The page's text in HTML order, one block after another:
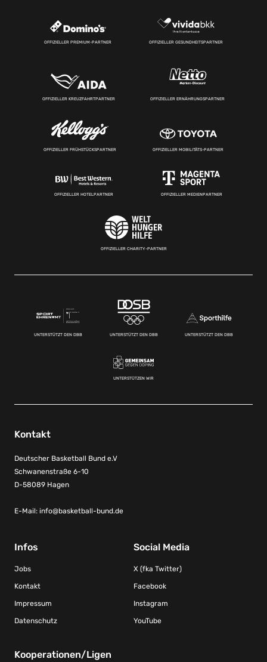
OFFIZIELLER PREMIUM-PARTNER OFFIZIELLER GESUNDHEITSPARTNER
OFFIZIELLER KREUZFAHRTPARTNER OFFIZIELLER ERNÄHRUNGSPARTNER
OFFIZIELLER FRÜHSTÜCKSPARTNER OFFIZIELLER MOBILITÄTS-PARTNER
OFFIZIELLER HOTELPARTNER OFFIZIELLER MEDIENPARTNER
OFFIZIELLER CHARITY-PARTNER
UNTERSTÜTZT DEN DBB UNTERSTÜTZT DEN DBB UNTERSTÜTZT DEN DBB
UNTERSTÜTZEN WIR
Kontakt
Deutscher Basketball Bund e.V
Schwanenstraße 6-10
D-58089 Hagen
E-Mail: info@basketball-bund.de
Infos
Jobs
Kontakt
Impressum
Datenschutz
Social Media
X (fka Twitter)
Facebook
Instagram
YouTube
Kooperationen/Ligen